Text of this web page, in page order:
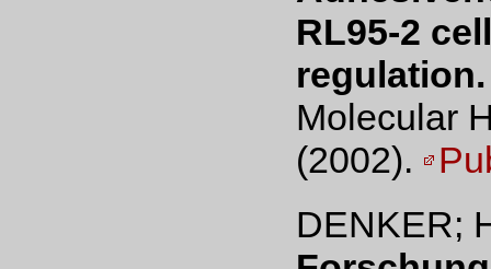
RL95-2
regulation.
Molecular
(2002).
DENKER;